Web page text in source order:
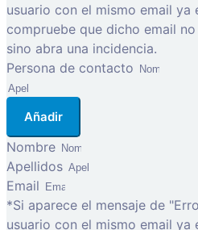
usuario con el mismo email ya
compruebe que dicho email
sino abra una incidencia.
Persona de contacto
Añadir
Nombre
Apellidos
Email
*Si aparece el mensaje de
usuario con el mismo email ya